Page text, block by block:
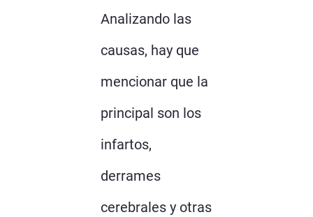
Analizando las
causas, hay que
mencionar que la
principal son los
infartos,
derrames
cerebrales y otras